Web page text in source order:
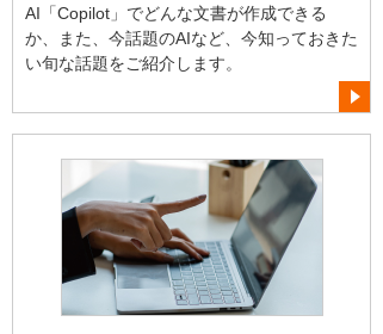
AI「Copilot」でどんな文書が作成できる
か、また、今話題のAIなど、今知っておきた
い旬な話題をご紹介します。